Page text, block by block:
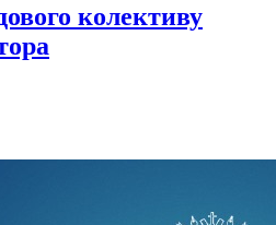
колективу